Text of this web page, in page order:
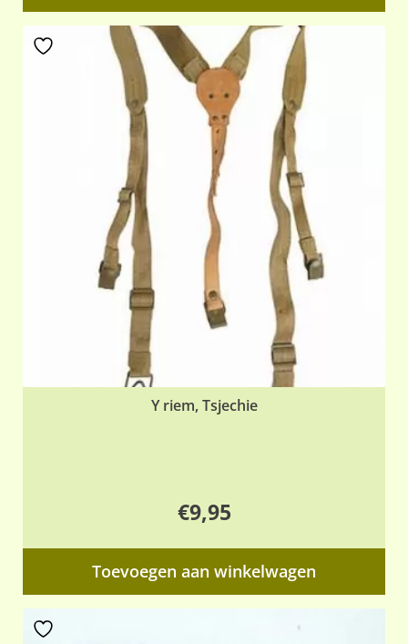
Y riem, Tsjechie
€9,95
Toevoegen aan winkelwagen